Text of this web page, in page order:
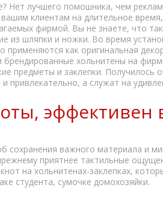
Нет лучшего помошника, чем
клиентам на длительное
фирмой. Вы не знаете, что
из шляпки и ножки. Во время
как оригинальная
хольнитены на
предметы и заклепки.
привлекательно, а служат на
эффективен
сохранения важного материала и
приятнее тактильные
на хольнитенах-заклепках,
студента, сумочке домохозяйки.